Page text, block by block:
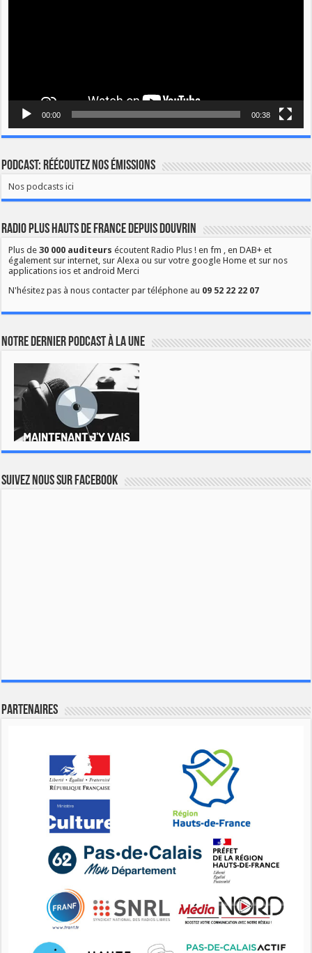
00:00 00:38
Podcast: Réécoutez nos émissions
Nos podcasts ici
Radio Plus Hauts de France depuis Douvrin
Plus de30 000 auditeurs écoutent Radio Plus ! en fm , en DAB+ et
également sur internet, sur Alexa ou sur votre google Home et sur nos
applications ios et android Merci
N'hésitez pas à nous contacter par téléphone au 09 52 22 22 07
Notre dernier podcast à la une
Suivez nous sur Facebook
Partenaires